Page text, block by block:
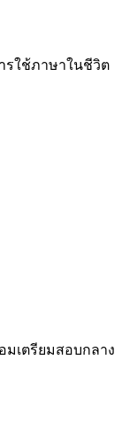
รใช้ภาษาในชีวิต
มเตรียมสอบกลาง